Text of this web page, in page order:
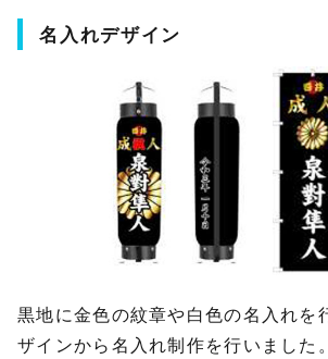
名入れデザイン
黒地に金色の紋章や白色の名入れを
ザインから名入れ制作を行いました。